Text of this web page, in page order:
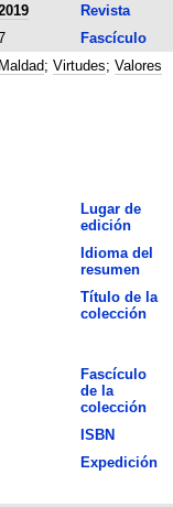
Revista
Fascículo
Maldad; Virtudes; Valores
Lugar de
edición
Idioma del
resumen
Título de la
colección
Fascículo
de la
colección
ISBN
Expedición